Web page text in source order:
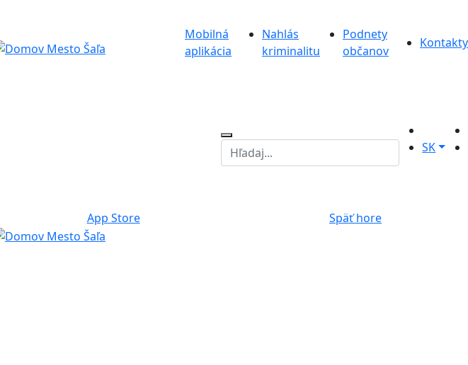
Mobilná
aplikácia
Nahlás
kriminalitu
Podnety
občanov
Kontakty
SK
App Store Späť hore